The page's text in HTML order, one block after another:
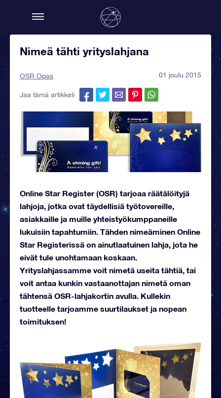
Nimeä tähti yrityslahjana
OSR Opas 01 joulu 2015
Jaa tämä artikkeli
Online Star Register (OSR) tarjoaa räätälöityjä
lahjoja, jotka ovat täydellisiä työtovereille,
asiakkaille ja muille yhteistyökumppaneille
lukuisiin tapahtumiin. Tähden nimeäminen Online
Star Registerissä on ainutlaatuinen lahja, jota he
eivät tule unohtamaan koskaan.
Yrityslahjassamme voit nimetä useita tähtiä, tai
voit antaa kunkin vastaanottajan nimetä oman
tähtensä OSR-lahjakortin avulla. Kullekin
tuotteelle tarjoamme suurtilaukset ja nopean
toimituksen!